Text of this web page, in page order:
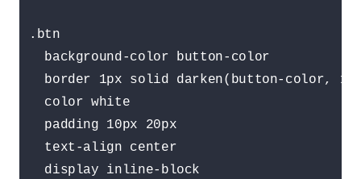
.btn
  background-color button-color
border 1px solid darken(button-color,
  color white
  padding 10px 20px
  text-align center
  display inline-block